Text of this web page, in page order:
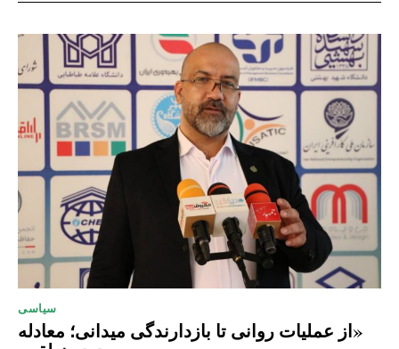
سیاسی
«از عملیات روانی تا بازدارندگی میدانی؛ معادله